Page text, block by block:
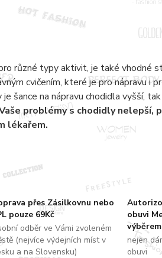
přes Zásilkovnu nebo
pouze 69Kč
odběr ve Vámi zvoleném
(nejvíce výdejních míst v
a na Slovensku)
obuvi
nejen
obuvi
různé typy aktivit, je také vhodné
cvičením, které je pro nápravu i
šance na nápravu chodidla vyšší,
problémy s chodidly nelepší,
lékařem.